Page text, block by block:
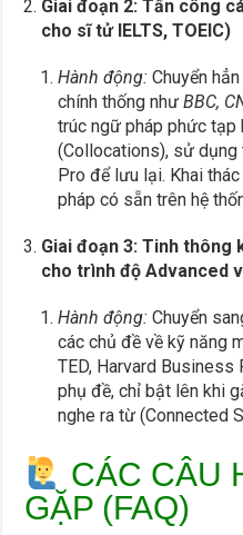
Giai đoạn 2: Tấn công
cho sĩ tử IELTS, TOEIC)
Hành động: Chuyển
chính thống nhưBBC,
trúc ngữ pháp phức
(Collocations), sử dụng
Pro để lưu lại. Khai
pháp có sẵn trên hệ
Giai đoạn 3: Tinh thông
cho trình độ Advanced
Hành động: Chuyển
các chủ đề về kỹ năng
TED, Harvard
phụ đề, chỉ bật lên khi
nghe ra từ (Connected
CÁC CÂU
GẶP (FAQ)